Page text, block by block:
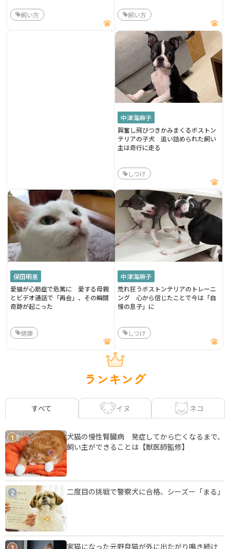
飼い方 飼い方
中津海麻子
興奮し飛びつきかみまくるボストン
テリアの子犬 追い詰められた飼い
主は奇行に走る
しつけ
保田明恵
愛猫が心筋症で危篤に 愛する母親
とビデオ通話で「再会」、その瞬間
奇跡が起こった
健康
中津海麻子
荒れ狂うボストンテリアのトレーニ
ング 心から信じたことで今は「自
慢の息子」に
しつけ
ランキング
すべて イヌ ネコ
1
犬猫の慢性腎臓病 発症してから亡くなるまで、
飼い主ができることは【獣医師監修】
2 二度目の挑戦で警察犬に合格、シーズー「まる」
家猫になった元野良猫が外に出たがり鳴き続け